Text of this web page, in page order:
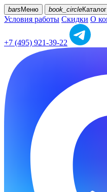
bars Меню book_circleКаталог
Условия работы Скидки О
+7 (495) 921-39-22